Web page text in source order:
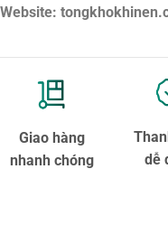
Website:
Giao hàng
nhanh chóng
dễ